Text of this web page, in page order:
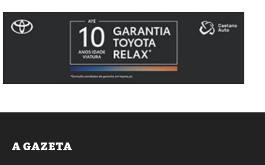
A GAZETA